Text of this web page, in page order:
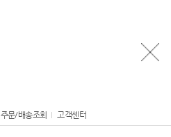
주문/배송조회 고객센터